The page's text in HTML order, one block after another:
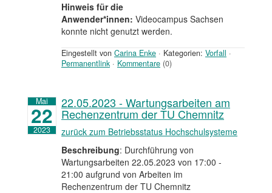
Hinweis für die
Anwender*innen: Videocampus Sachsen
konnte nicht genutzt werden.
Eingestellt von Carina Enke · Kategorien: Vorfall ·
Permanentlink · Kommentare (0)
Mai
22
2023
22.05.2023 - Wartungsarbeiten am
Rechenzentrum der TU Chemnitz
zurück zum Betriebsstatus Hochschulsysteme
Beschreibung: Durchführung von
Wartungsarbeiten 22.05.2023 von 17:00 -
21:00 aufgrund von Arbeiten im
Rechenzentrum der TU Chemnitz